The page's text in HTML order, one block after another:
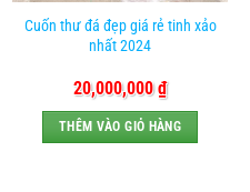
Cuốn thư đá đẹp giá rẻ tinh xảo
nhất 2024
20,000,000₫
THÊM VÀO GIỎ HÀNG